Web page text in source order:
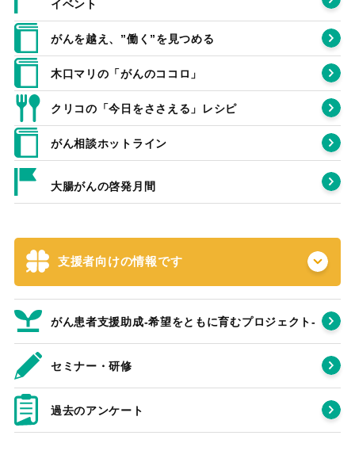
イベント
がんを越え、”働く”を見つめる
木口マリの「がんのココロ」
クリコの「今日をささえる」レシピ
がん相談ホットライン
大腸がんの啓発月間
支援者向けの情報です
がん患者支援助成-希望をともに育むプロジェクト‐
セミナー・研修
過去のアンケート